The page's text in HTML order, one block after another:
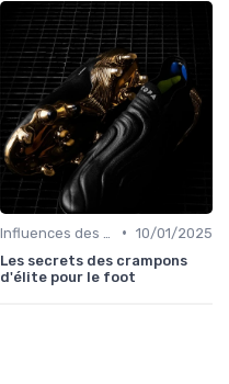
• 10/01/2025
Les secrets des crampons
d'élite pour le foot